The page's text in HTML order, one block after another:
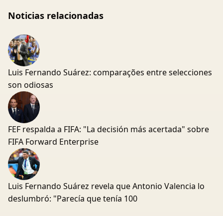
Noticias relacionadas
Luis Fernando Suárez: comparações entre selecciones
son odiosas
FEF respalda a FIFA: "La decisión más acertada" sobre
FIFA Forward Enterprise
Luis Fernando Suárez revela que Antonio Valencia lo
deslumbró: "Parecía que tenía 100